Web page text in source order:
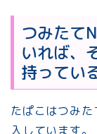
つみたて
いれば、
持ってい
たぱこはつみ
入しています。